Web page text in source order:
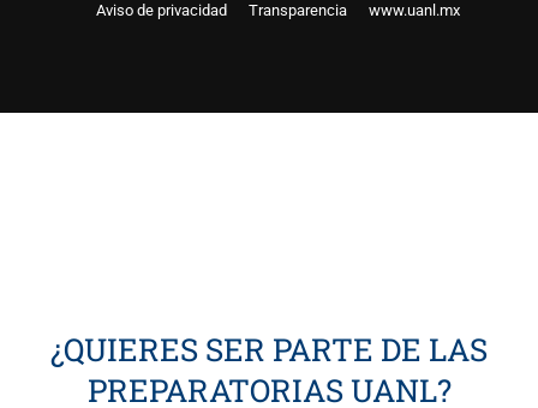
Aviso de privacidad Transparencia www.uanl.mx
¿QUIERES SER PARTE DE LAS
PREPARATORIAS UANL?